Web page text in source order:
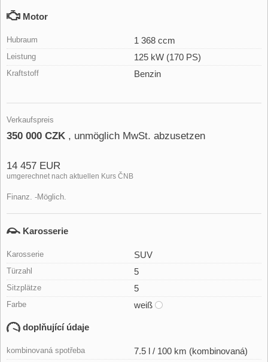
Motor
Hubraum 1 368 ccm
Leistung 125 kW (170 PS)
Kraftstoff Benzin
Verkaufspreis
350 000 CZK , unmöglich MwSt. abzusetzen
14 457 EUR
umgerechnet nach aktuellen Kurs ČNB
Finanz. -Möglich.
Karosserie
Karosserie SUV
Türzahl 5
Sitzplätze 5
Farbe weiß
doplňující údaje
kombinovaná spotřeba 7.5 l / 100 km (kombinovaná)